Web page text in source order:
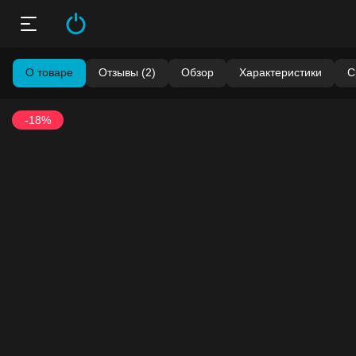
О товаре Отзывы (2) Обзор Характеристики
-18%